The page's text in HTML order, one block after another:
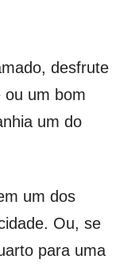
desfrute
ou um bom
um do
um dos
Ou, se
para uma